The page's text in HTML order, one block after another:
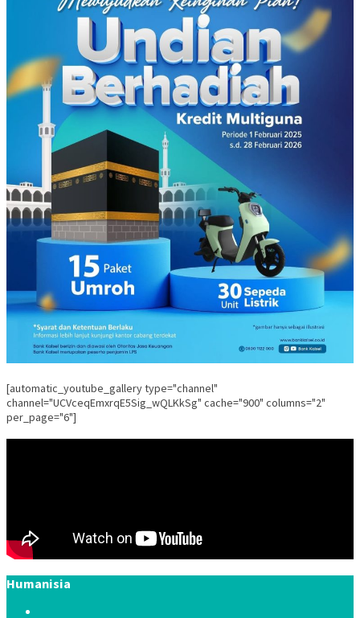
[automatic_youtube_gallery type="channel"
channel="UCVceqEmxrqE5Sig_wQLKkSg" cache="900" columns="2"
per_page="6"]
Humanisia